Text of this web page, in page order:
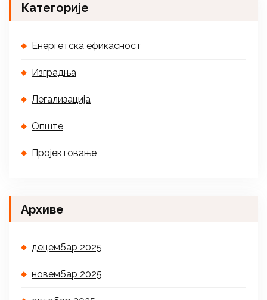
Категорије
Енергетска ефикасност
Изградња
Легализација
Опште
Пројектовање
Архиве
децембар 2025
новембар 2025